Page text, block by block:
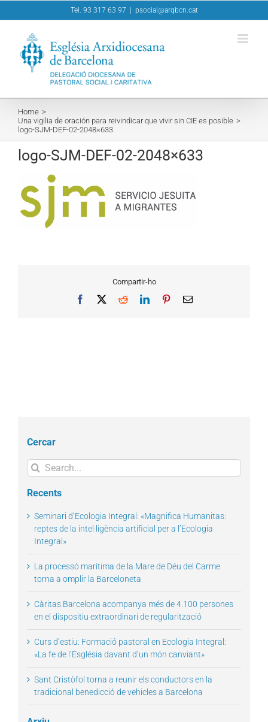
to
Tel. 93 317 63 97 psocial@arqbcn.cat
Home
Una vigilia de oración para reivindicar que vivir sin CIE es posible
logo-SJM-DEF-02-2048×633
logo-SJM-DEF-02-2048×633
Compartir-ho
Facebook RedditLinkedInPinterestEmail
Cercar
Search
for:
Recents
Seminari d’Ecologia Integral: «Magnifica Humanitas:
reptes de la intel·ligència artificial per a l’Ecologia
Integral»
La processó marítima de la Mare de Déu del Carme
torna a omplir la Barceloneta
Càritas Barcelona acompanya més de 4.100 persones
en el dispositiu extraordinari de regularització
Curs d’estiu: Formació pastoral en Ecologia Integral:
«La fe de l’Església davant d’un món canviant»
Sant Cristòfol torna a reunir els conductors en la
tradicional benedicció de vehicles a Barcelona